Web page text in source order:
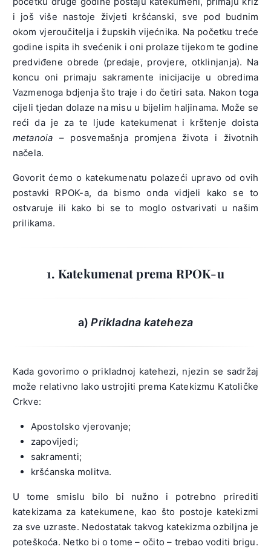
i još više nastoje živjeti kršćanski, sve pod budnim
okom vjeroučitelja i župskih vijećnika. Na početku treće
godine ispita ih svećenik i oni prolaze tijekom te godine
predviđene obrede (predaje, provjere, otklinjanja). Na
koncu oni primaju sakramente inicijacije u obredima
Vazmenoga bdjenja što traje i do četiri sata. Nakon toga
cijeli tjedan dolaze na misu u bijelim haljinama. Može se
reći da je za te ljude katekumenat i krštenje doista
metanoia – posvemašnja promjena života i životnih
načela.
Govorit ćemo o katekumenatu polazeći upravo od ovih
postavki RPOK-a, da bismo onda vidjeli kako se to
ostvaruje ili kako bi se to moglo ostvarivati u našim
prilikama.
1. Katekumenat prema RPOK-u
a)Prikladna kateheza
Kada govorimo o prikladnoj katehezi, njezin se sadržaj
može relativno lako ustrojiti prema Katekizmu Katoličke
Crkve:
Apostolsko vjerovanje;
zapovijedi;
sakramenti;
kršćanska molitva.
U tome smislu bilo bi nužno i potrebno prirediti
katekizama za katekumene, kao što postoje katekizmi
za sve uzraste. Nedostatak takvog katekizma ozbiljna je
poteškoća. Netko bi o tome – očito – trebao voditi brigu.